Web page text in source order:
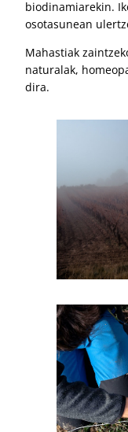
biodinamiarekin.
osotasunean
Mahastiak
naturalak,
dira.